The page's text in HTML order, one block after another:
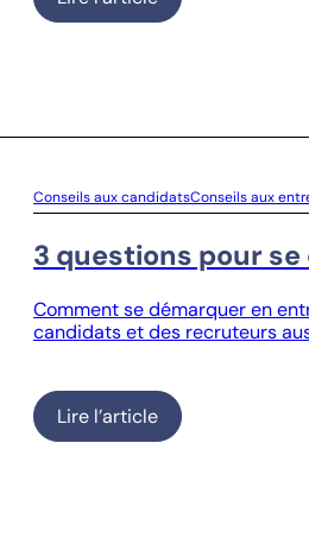
Conseils aux candidatsConseils aux
3 questions pour
Comment se démarquer en
candidats et des recruteurs
Lire l’article